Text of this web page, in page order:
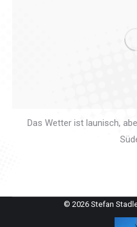
Das Wetter ist launisch,
© 2026 Stefan